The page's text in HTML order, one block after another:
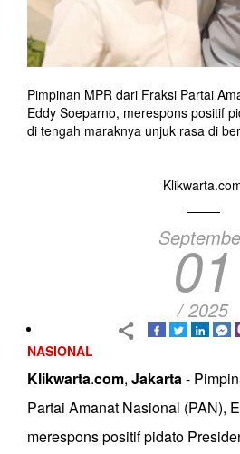
Pimpinan MPR dari Fraksi Partai
Eddy Soeparno, merespons positif
di tengah maraknya unjuk rasa di
01
/ 2025
NASIONAL
Klikwarta.com, Jakarta-
Partai Amanat Nasional (PAN),
merespons positif pidato